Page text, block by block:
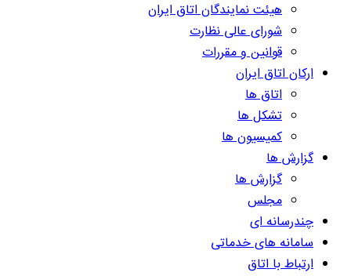
هیئت نمایندگان اتاق ایران
شورای عالی نظارت
قوانین و مقررات
ارکان اتاق ایران
اتاق ها
تشکل ها
کمیسیون ها
گزارش ها
گزارش ها
مجلس
چندرسانه ای
سامانه های خدماتی
ارتباط با اتاق